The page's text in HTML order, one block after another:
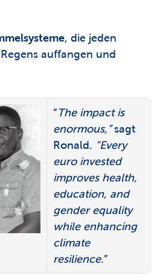
, die jeden
auffangen und
“The impact is
enormous,” sagt
Ronald. “Every
euro invested
improves health,
education, and
gender equality
while enhancing
climate
resilience.”